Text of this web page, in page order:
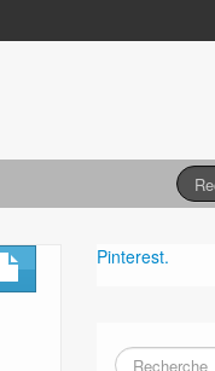
Pinterest.